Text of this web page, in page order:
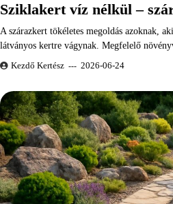
Sziklakert víz nélkül –
A szárazkert tökéletes megoldás azoknak,
látványos kertre vágynak. Megfelelő
Kezdő Kertész 2026-06-24